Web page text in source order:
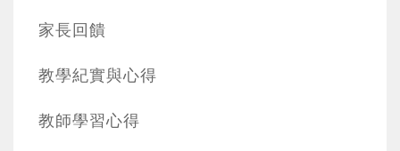
家長回饋
教學紀實與心得
教師學習心得